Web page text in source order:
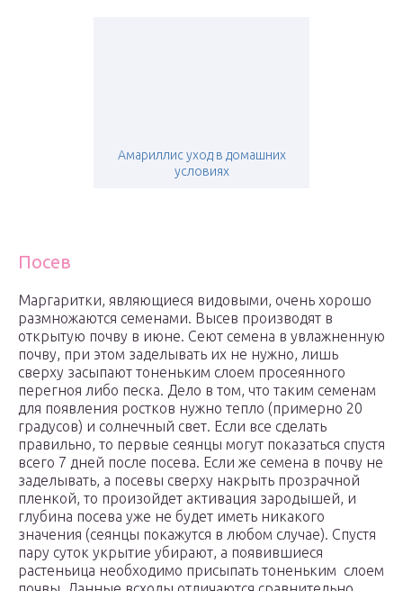
Амариллис уход в домашних
условиях
Посев
Маргаритки, являющиеся видовыми, очень хорошо
размножаются семенами. Высев производят в
открытую почву в июне. Сеют семена в увлажненную
почву, при этом заделывать их не нужно, лишь
сверху засыпают тоненьким слоем просеянного
перегноя либо песка. Дело в том, что таким семенам
для появления ростков нужно тепло (примерно 20
градусов) и солнечный свет. Если все сделать
правильно, то первые сеянцы могут показаться спустя
всего 7 дней после посева. Если же семена в почву не
заделывать, а посевы сверху накрыть прозрачной
пленкой, то произойдет активация зародышей, и
глубина посева уже не будет иметь никакого
значения (сеянцы покажутся в любом случае). Спустя
пару суток укрытие убирают, а появившиеся
растеньица необходимо присыпать тоненьким слоем